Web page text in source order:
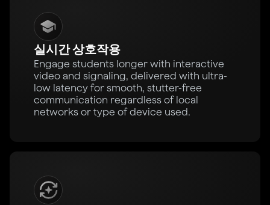
실시간 상호작용
Engage students longer with interactive
video and signaling, delivered with ultra-
low latency for smooth, stutter-free
communication regardless of local
networks or type of device used.